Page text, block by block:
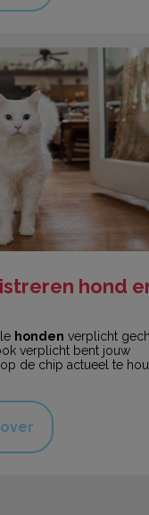
en kat
honden verplicht
verplicht bent jouw
de chip actueel te